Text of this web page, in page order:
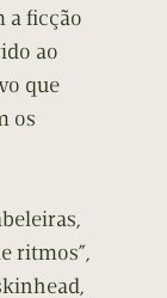
a ficção
ao
que
os
ritmos”,